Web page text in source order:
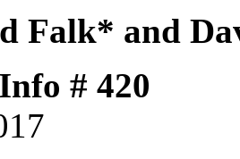
Falk* and
# 420